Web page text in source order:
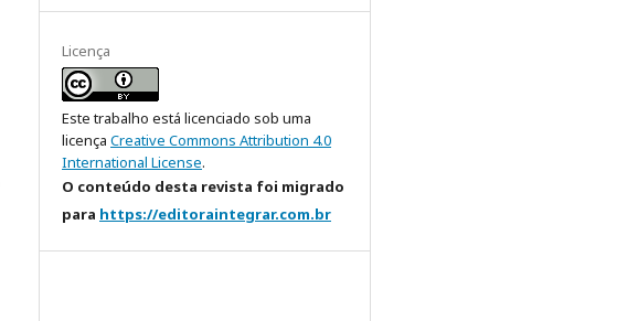
Licença
Este trabalho está licenciado sob uma
licença Creative Commons Attribution 4.0
International License.
O conteúdo desta revista foi migrado
para https://editoraintegrar.com.br